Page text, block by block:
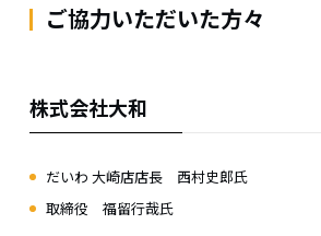
ご協力いただいた方々
株式会社大和
だいわ 大崎店店長 西村史郎氏
取締役 福留行哉氏